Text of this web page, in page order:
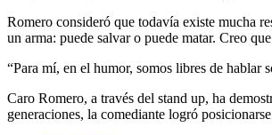
Romero consideró que todavía existe mucha
un arma: puede salvar o puede matar. Creo
“Para mí, en el humor, somos libres de hablar
Caro Romero, a través del stand up, ha
generaciones, la comediante logró